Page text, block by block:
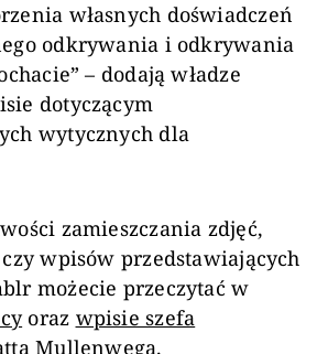
własnych doświadczeń
odkrywania i odkrywania
– dodają władze
dotyczącym
wytycznych dla
zamieszczania zdjęć,
wpisów przedstawiających
możecie przeczytać w
oraz wpisie szefa
Mullenwega.